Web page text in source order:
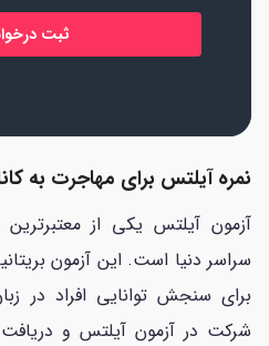
نمره آیلتس برای مهاجرت به
آزمون آیلتس یکی از
سراسر دنیا است. این آزمون
برای سنجش توانایی افراد در
شرکت در آزمون آیلتس و دریافت